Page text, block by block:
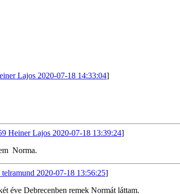
Lajos 2020-07-18 14:33:04]
Heiner Lajos 2020-07-18 13:39:24]
Norma.
telramund 2020-07-18 13:56:25]
éve Debrecenben remek Normát láttam.